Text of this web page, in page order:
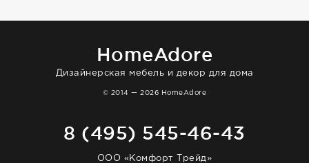
HomeAdore
Дизайнерская мебель и декор для дома
© 2014 — 2026 HomeAdore
8 (495) 545-46-43
ООО «Комфорт Трейд»